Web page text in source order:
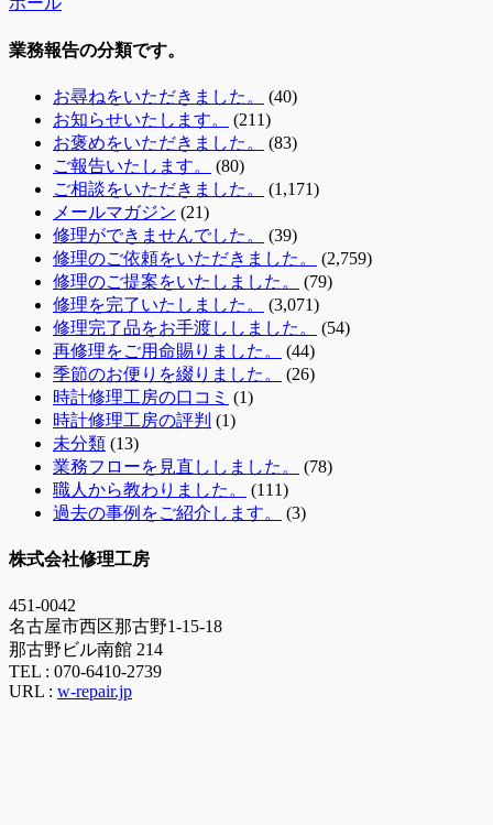
業務報告の分類です。
お尋ねをいただきました。
(40)
お知らせいたします。
(211)
お褒めをいただきました。
(83)
ご報告いたします。
(80)
ご相談をいただきました。
(1,171)
メールマガジン (21)
修理ができませんでした。
(39)
修理のご依頼をいただきました。
(2,759)
修理のご提案をいたしました。
(79)
修理を完了いたしました。
(3,071)
修理完了品をお手渡ししました。
(54)
再修理をご用命賜りました。
(44)
季節のお便りを綴りました。
(26)
時計修理工房の口コミ (1)
時計修理工房の評判 (1)
未分類 (13)
業務フローを見直ししました。
(78)
職人から教わりました。
(111)
過去の事例をご紹介します。
(3)
株式会社修理工房
451-0042
名古屋市西区那古野1-15-18
那古野ビル南館 214
TEL : 070-6410-2739
URL : w-repair.jp